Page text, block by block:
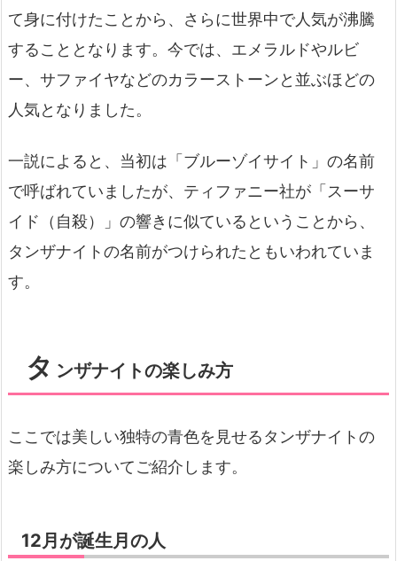
て身に付けたことから、さらに世界中で人気が沸騰
することとなります。今では、エメラルドやルビ
ー、サファイヤなどのカラーストーンと並ぶほどの
人気となりました。
一説によると、当初は「ブルーゾイサイト」の名前
で呼ばれていましたが、ティファニー社が「スーサ
イド（自殺）」の響きに似ているということから、
タンザナイトの名前がつけられたともいわれていま
す。
タ ンザナイトの楽しみ方
ここでは美しい独特の青色を見せるタンザナイトの
楽しみ方についてご紹介します。
12月が誕生月の人